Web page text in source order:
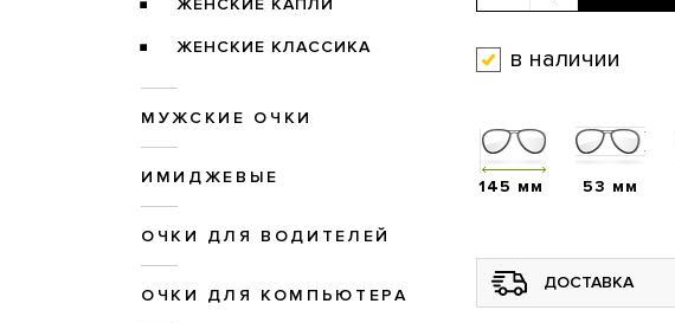
ЖЕНСКИЕ КАПЛИ
ЖЕНСКИЕ КЛАССИКА
МУЖСКИЕ ОЧКИ
ИМИДЖЕВЫЕ
ОЧКИ ДЛЯ ВОДИТЕЛЕЙ
ОЧКИ ДЛЯ КОМПЬЮТЕРА
в наличии
145 мм 53 мм
ДОСТАВКА